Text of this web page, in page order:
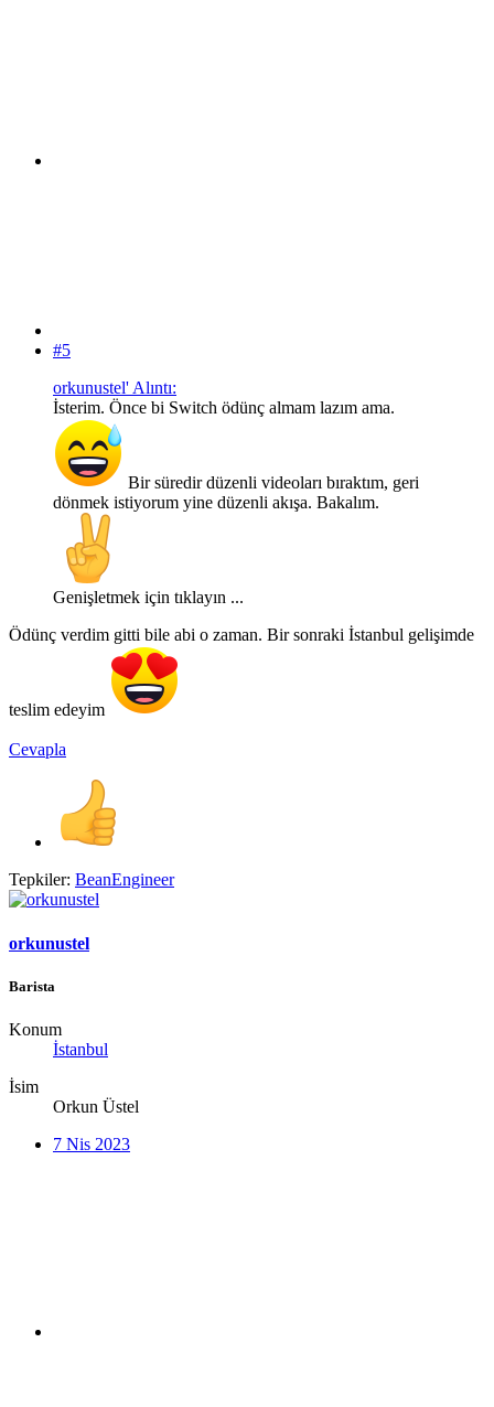
#5
orkunustel' Alıntı:
İsterim. Önce bi Switch ödünç almam lazım ama.
Bir süredir düzenli videoları bıraktım, geri
dönmek istiyorum yine düzenli akışa. Bakalım.
Genişletmek için tıklayın ...
Ödünç verdim gitti bile abi o zaman. Bir sonraki İstanbul gelişimde
teslim edeyim
Cevapla
Tepkiler: BeanEngineer
orkunustel
Barista
Konum
İstanbul
İsim
Orkun Üstel
7 Nis 2023